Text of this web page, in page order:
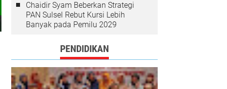
Chaidir Syam Beberkan Strategi
PAN Sulsel Rebut Kursi Lebih
Banyak pada Pemilu 2029
PENDIDIKAN